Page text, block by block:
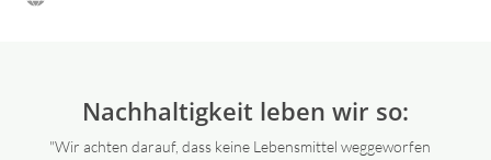
Nachhaltigkeit leben wir so:
"Wir achten darauf, dass keine Lebensmittel weggeworfen